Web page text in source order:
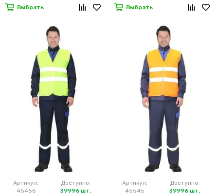
Выбрать
Выбрать
Артикул:
45456
Доступно:
39996 шт.
Артикул:
45545
Доступно:
39996 шт.